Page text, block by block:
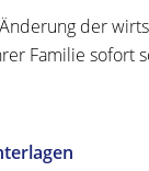
der
Familie sofort